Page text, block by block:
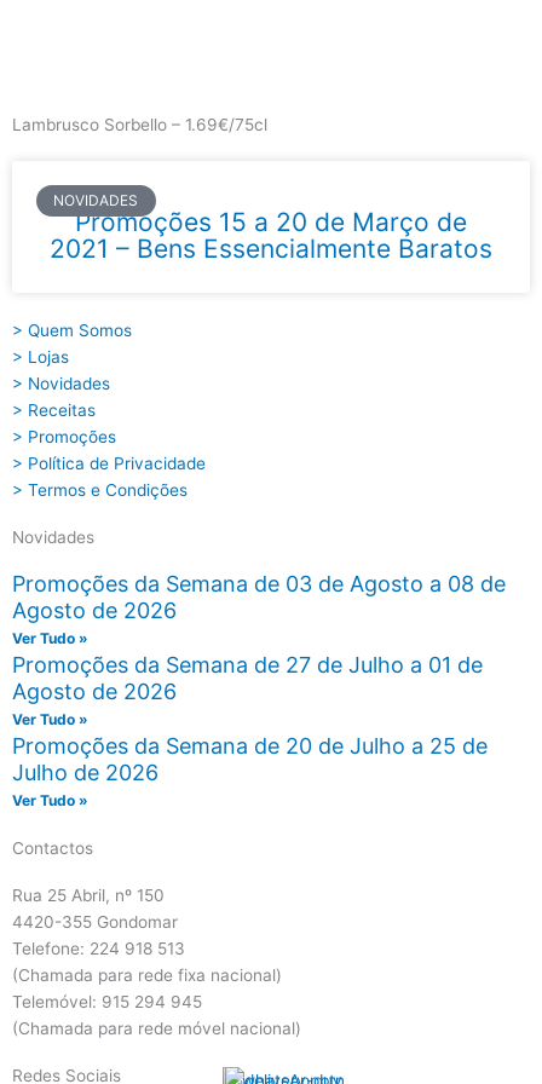
Lambrusco Sorbello – 1.69€/75cl
NOVIDADES
Promoções 15 a 20 de Março de
2021 – Bens Essencialmente Baratos
> Quem Somos
> Lojas
> Novidades
> Receitas
> Promoções
> Política de Privacidade
> Termos e Condições
Novidades
Promoções da Semana de 03 de Agosto a 08 de
Agosto de 2026
Ver Tudo »
Promoções da Semana de 27 de Julho a 01 de
Agosto de 2026
Ver Tudo »
Promoções da Semana de 20 de Julho a 25 de
Julho de 2026
Ver Tudo »
Contactos
Rua 25 Abril, nº 150
4420-355 Gondomar
Telefone: 224 918 513
(Chamada para rede fixa nacional)
Telemóvel: 915 294 945
(Chamada para rede móvel nacional)
Redes Sociais